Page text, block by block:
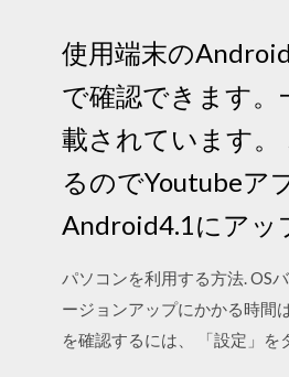
使用端末の
で確認できます
載されています。
るのでYoutubeア
Android4.1にアッ
パソコンを利用する方法. OS
ージョンアップにかかる時間
を確認するには、 「設定」を